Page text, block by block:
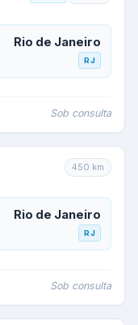
Rio de Janeiro
RJ
Sob consulta
450 km
Rio de Janeiro
RJ
Sob consulta